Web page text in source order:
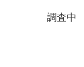
調査中